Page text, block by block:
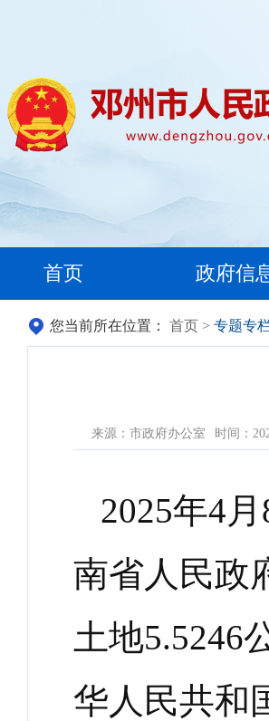
首页 政府信
您当前所在位置： 首页 > 专题专
来源：市政府办公室 时间：
2025年4月
南省人民政
土地5.5246
华人民共和